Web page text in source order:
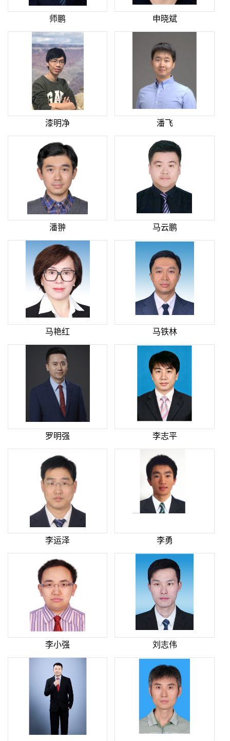
师鹏 申晓斌
漆明净 潘飞
潘翀 马云鹏
马艳红 马铁林
罗明强 李志平
李运泽 李勇
李小强 刘志伟